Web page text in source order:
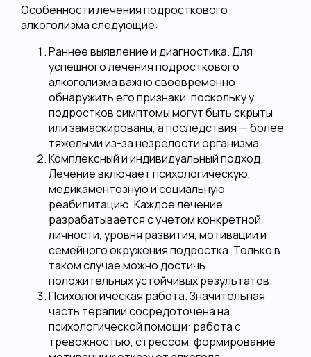
Особенности лечения подросткового
алкоголизма следующие:
Раннее выявление и диагностика.Для
успешного лечения подросткового
алкоголизма важно своевременно
обнаружить его признаки, поскольку у
подростков симптомы могут быть скрыты
или замаскированы, а последствия — более
тяжелыми из-за незрелости организма.
Комплексный и индивидуальный подход.
Лечение включает психологическую,
медикаментозную и социальную
реабилитацию. Каждое лечение
разрабатывается с учетом конкретной
личности, уровня развития, мотивации и
семейного окружения подростка. Только в
таком случае можно достичь
положительных устойчивых результатов.
Психологическая работа.Значительная
часть терапии сосредоточена на
психологической помощи: работа с
тревожностью, стрессом, формирование